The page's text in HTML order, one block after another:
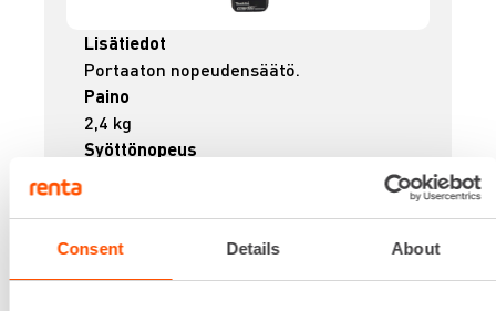
Consent Details About
Lisätiedot
Portaaton nopeudensäätö.
Paino
2,4 kg
Syöttönopeus
Ensimmäinen pv / pv
Seuraavat pv 13,89 €/ pv